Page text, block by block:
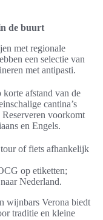
de buurt
met regionale
een selectie van
met antipasti.
afstand van de
cantina’s
voorkomt
en Engels.
of fiets afhankelijk
op etiketten;
Nederland.
wijnbars Verona biedt
traditie en kleine